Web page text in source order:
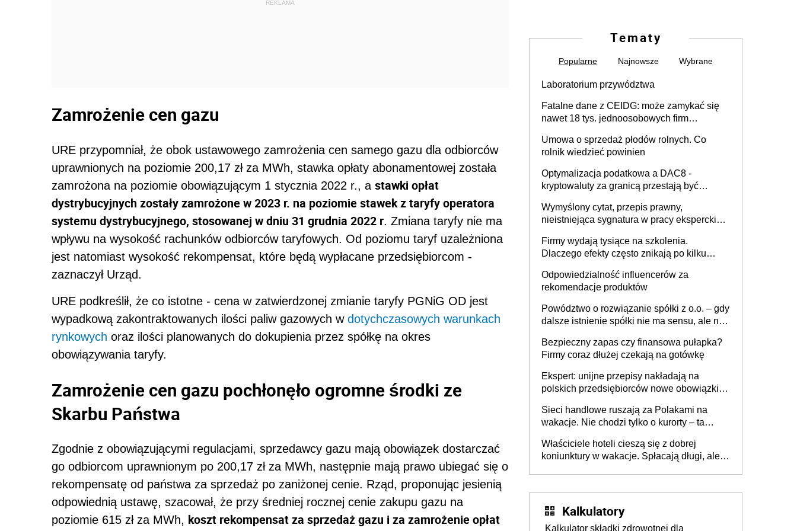
REKLAMA
Zamrożenie cen gazu
URE przypomniał, że obok ustawowego zamrożenia cen samego gazu dla odbiorców
uprawnionych na poziomie 200,17 zł za MWh, stawka opłaty abonamentowej została
zamrożona na poziomie obowiązującym 1 stycznia 2022 r., a stawki opłat
dystrybucyjnych zostały zamrożone w 2023 r. na poziomie stawek z taryfy operatora
systemu dystrybucyjnego, stosowanej w dniu 31 grudnia 2022 r. Zmiana taryfy nie ma
wpływu na wysokość rachunków odbiorców taryfowych. Od poziomu taryf uzależniona
jest natomiast wysokość rekompensat, które będą wypłacane przedsiębiorcom -
zaznaczył Urząd.
URE podkreślił, że co istotne - cena w zatwierdzonej zmianie taryfy PGNiG OD jest
wypadkową zakontraktowanych ilości paliw gazowych w dotychczasowych warunkach
rynkowych oraz ilości planowanych do dokupienia przez spółkę na okres
obowiązywania taryfy.
Zamrożenie cen gazu pochłonęło ogromne środki ze
Skarbu Państwa
Zgodnie z obowiązującymi regulacjami, sprzedawcy gazu mają obowiązek dostarczać
go odbiorcom uprawnionym po 200,17 zł za MWh, następnie mają prawo ubiegać się o
rekompensatę od państwa za sprzedaż po zaniżonej cenie. Rząd, proponując jesienią
odpowiednią ustawę, szacował, że przy średniej rocznej cenie zakupu gazu na
poziomie 615 zł za MWh, koszt rekompensat za sprzedaż gazu i za zamrożenie opłat
Tematy
Popularne Najnowsze Wybrane
Laboratorium przywództwa
Fatalne dane z CEIDG: może zamykać się
nawet 18 tys. jednoosobowych firm
Umowa o sprzedaż płodów rolnych. Co
rolnik wiedzieć powinien
Optymalizacja podatkowa a DAC8 -
kryptowaluty za granicą przestają być
Wymyślony cytat, przepis prawny,
nieistniejąca sygnatura w pracy eksperckiej -
firmie
Firmy wydają tysiące na szkolenia.
Dlaczego efekty często znikają po kilku
Odpowiedzialność influencerów za
rekomendacje produktów
Powództwo o rozwiązanie spółki z o.o. – gdy
dalsze istnienie spółki nie ma sensu, ale nie
Bezpieczny zapas czy finansowa pułapka?
Firmy coraz dłużej czekają na gotówkę
Ekspert: unijne przepisy nakładają na
polskich przedsiębiorców nowe obowiązki w
Sieci handlowe ruszają za Polakami na
wakacje. Nie chodzi tylko o kurorty – ta
tam, gdzie wielu spędzi urlop po cichu
Właściciele hoteli cieszą się z dobrej
koniunktury w wakacje. Spłacają długi, ale
Kalkulatory
Kalkulator składki zdrowotnej dla